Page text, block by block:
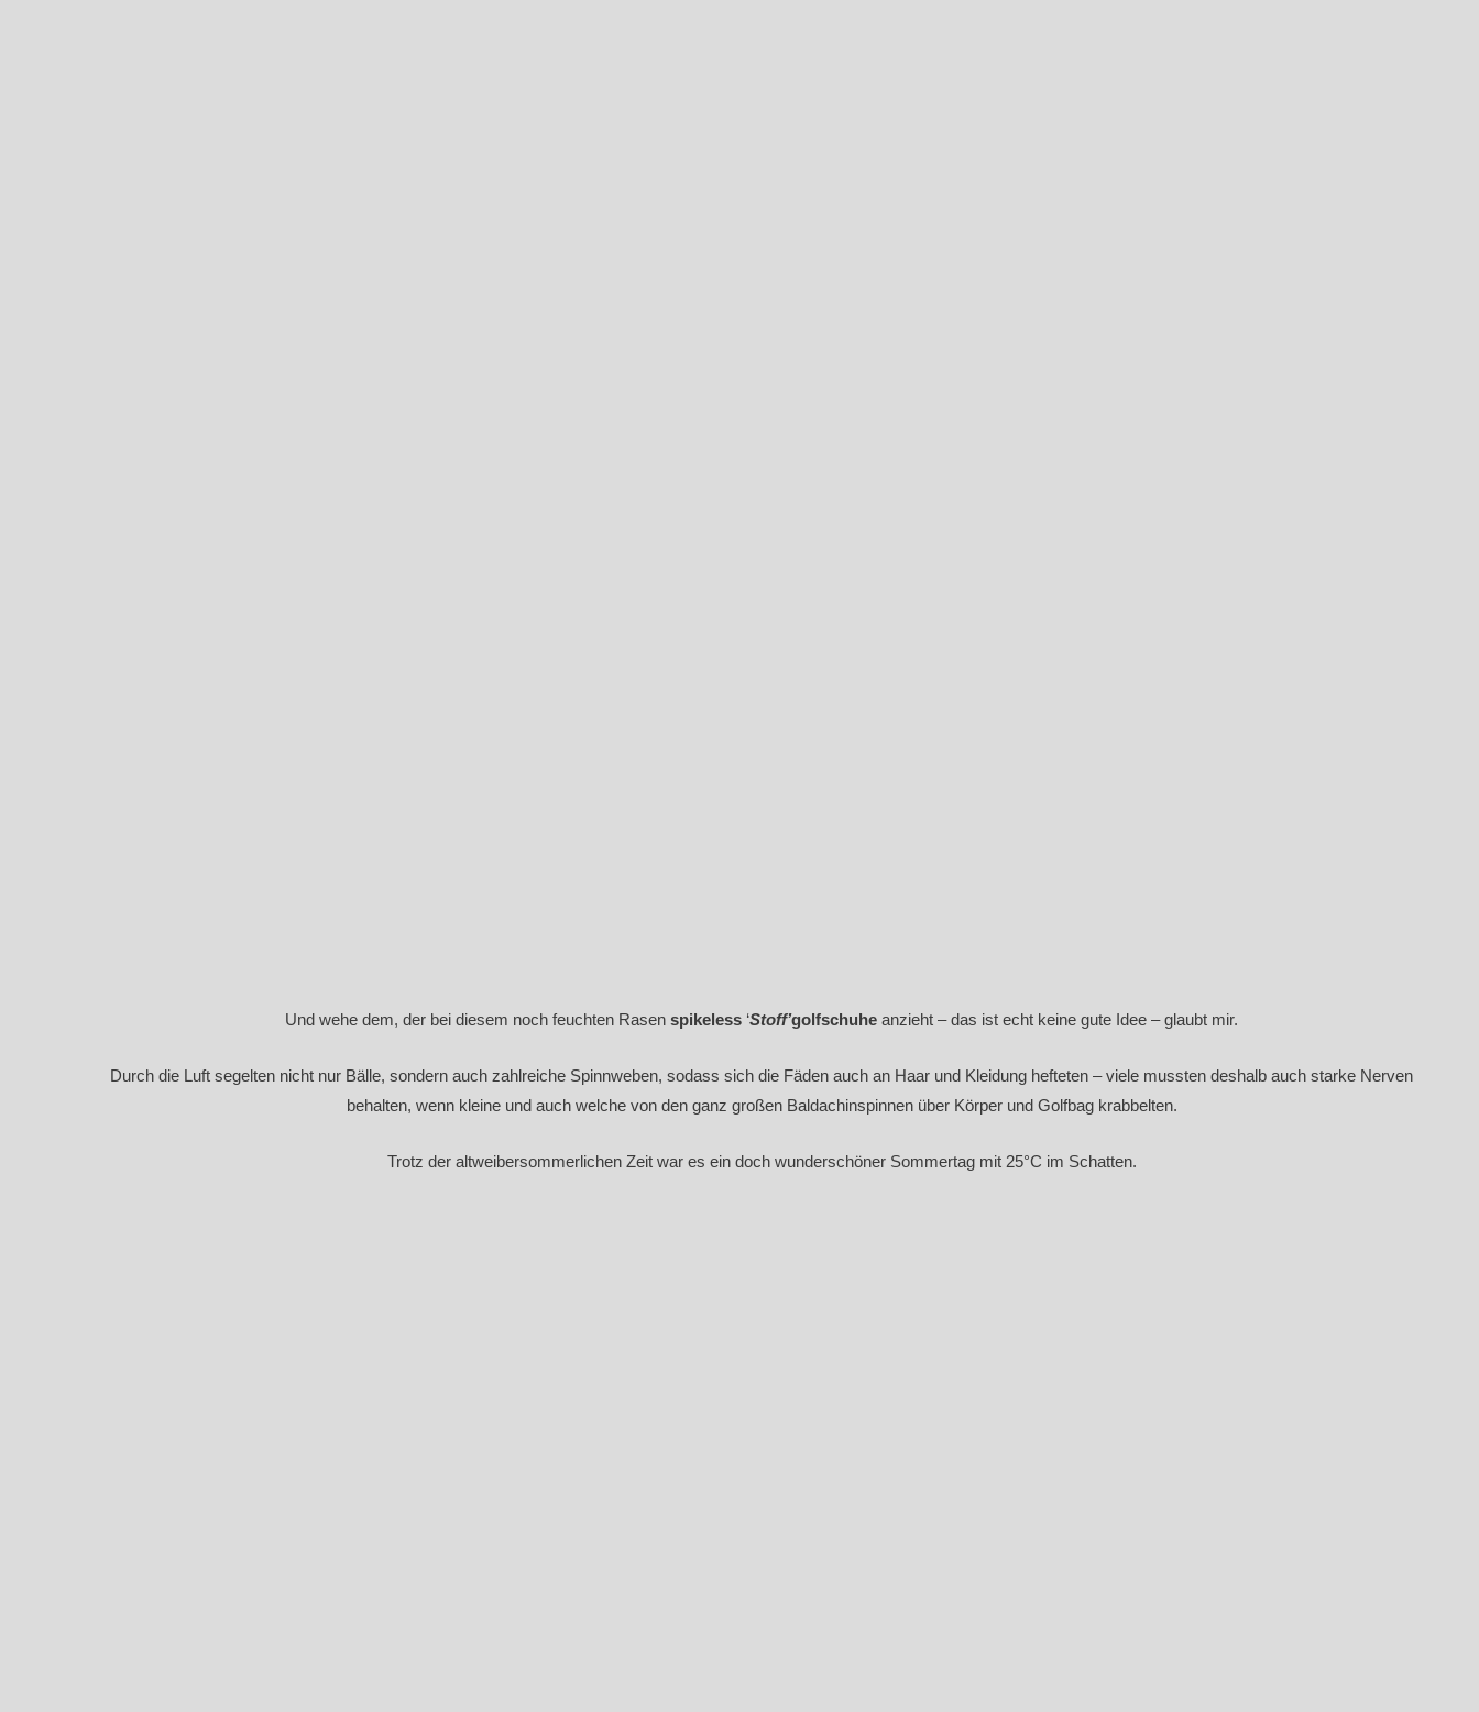
Und wehe dem, der bei diesem noch feuchten Rasen spikeless ‘Stoff’golfschuhe anzieht – das ist echt keine gute Idee – glaubt mir.
Durch die Luft segelten nicht nur Bälle, sondern auch zahlreiche Spinnweben, sodass sich die Fäden auch an Haar und Kleidung hefteten – viele mussten deshalb auch starke Nerven
behalten, wenn kleine und auch welche von den ganz großen Baldachinspinnen über Körper und Golfbag krabbelten.
Trotz der altweibersommerlichen Zeit war es ein doch wunderschöner Sommertag mit 25°C im Schatten.